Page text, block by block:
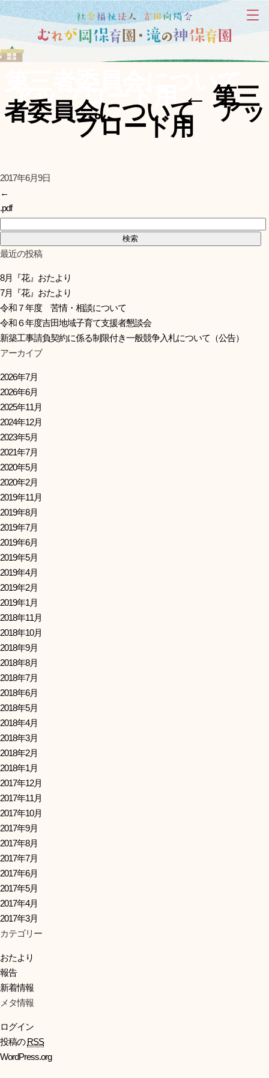
第三者委員会について
アップロード用← 第三
者委員会について アッ
プロード用
2017年6月9日
←
.pdf
最近の投稿
8月『花』おたより
7月『花』おたより
令和７年度 苦情・相談について
令和６年度吉田地域子育て支援者懇談会
新築工事請負契約に係る制限付き一般競争入札について（公告）
アーカイブ
2026年7月
2026年6月
2025年11月
2024年12月
2023年5月
2021年7月
2020年5月
2020年2月
2019年11月
2019年8月
2019年7月
2019年6月
2019年5月
2019年4月
2019年2月
2019年1月
2018年11月
2018年10月
2018年9月
2018年8月
2018年7月
2018年6月
2018年5月
2018年4月
2018年3月
2018年2月
2018年1月
2017年12月
2017年11月
2017年10月
2017年9月
2017年8月
2017年7月
2017年6月
2017年5月
2017年4月
2017年3月
カテゴリー
おたより
報告
新着情報
メタ情報
ログイン
投稿のRSS
WordPress.org